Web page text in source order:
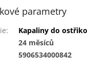
parametry
:
Kapaliny do
24 měsíců
5906534000842